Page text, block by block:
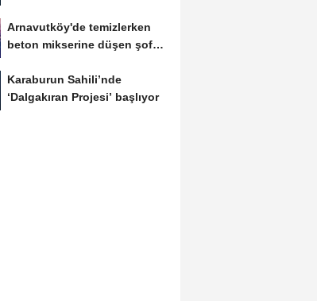
Arnavutköy'de temizlerken
beton mikserine düşen şoför
Karaburun Sahili’nde
‘Dalgakıran Projesi’ başlıyor